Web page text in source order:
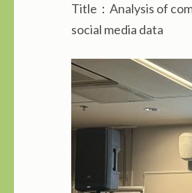
Title：Analysis of
social media data